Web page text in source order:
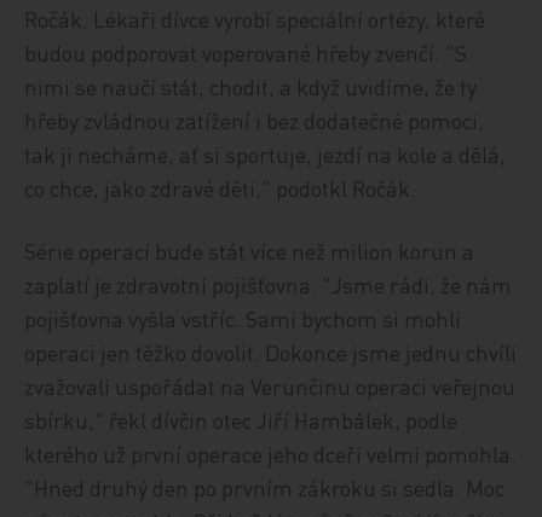
Ročák. Lékaři dívce vyrobí speciální ortézy, které
budou podporovat voperované hřeby zvenčí. "S
nimi se naučí stát, chodit, a když uvidíme, že ty
hřeby zvládnou zatížení i bez dodatečné pomoci,
tak ji necháme, ať si sportuje, jezdí na kole a dělá,
co chce, jako zdravé děti," podotkl Ročák.
Série operací bude stát více než milion korun a
zaplatí je zdravotní pojišťovna. "Jsme rádi, že nám
pojišťovna vyšla vstříc. Sami bychom si mohli
operaci jen těžko dovolit. Dokonce jsme jednu chvíli
zvažovali uspořádat na Verunčinu operaci veřejnou
sbírku," řekl dívčin otec Jiří Hambálek, podle
kterého už první operace jeho dceři velmi pomohla.
"Hned druhý den po prvním zákroku si sedla. Moc